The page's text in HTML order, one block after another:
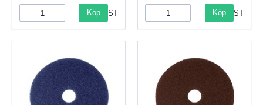
Köp ST Köp ST